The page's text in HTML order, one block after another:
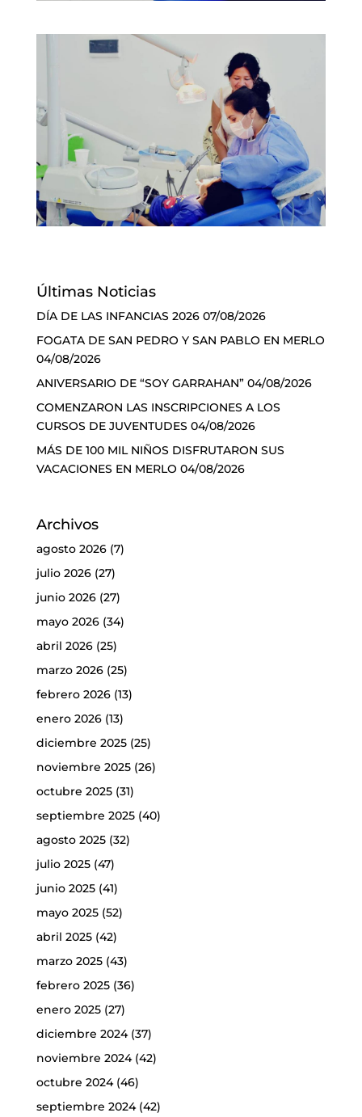
Últimas Noticias
DÍA DE LAS INFANCIAS 2026 07/08/2026
FOGATA DE SAN PEDRO Y SAN PABLO EN MERLO
04/08/2026
ANIVERSARIO DE “SOY GARRAHAN” 04/08/2026
COMENZARON LAS INSCRIPCIONES A LOS
CURSOS DE JUVENTUDES 04/08/2026
MÁS DE 100 MIL NIÑOS DISFRUTARON SUS
VACACIONES EN MERLO 04/08/2026
Archivos
agosto 2026(7)
julio 2026(27)
junio 2026(27)
mayo 2026(34)
abril 2026(25)
marzo 2026(25)
febrero 2026(13)
enero 2026(13)
diciembre 2025(25)
noviembre 2025(26)
octubre 2025(31)
septiembre 2025(40)
agosto 2025(32)
julio 2025(47)
junio 2025(41)
mayo 2025(52)
abril 2025(42)
marzo 2025(43)
febrero 2025(36)
enero 2025(27)
diciembre 2024(37)
noviembre 2024(42)
octubre 2024(46)
septiembre 2024(42)